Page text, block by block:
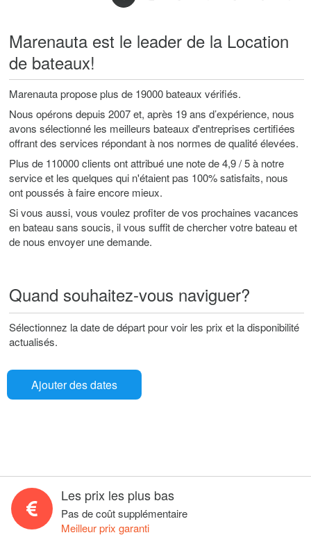
Marenauta est le leader de la Location
de bateaux!
Marenauta propose plus de 19000 bateaux vérifiés.
Nous opérons depuis 2007 et, après 19 ans d’expérience, nous
avons sélectionné les meilleurs bateaux d'entreprises certifiées
offrant des services répondant à nos normes de qualité élevées.
Plus de 110000 clients ont attribué une note de 4,9 / 5 à notre
service et les quelques qui n'étaient pas 100% satisfaits, nous
ont poussés à faire encore mieux.
Si vous aussi, vous voulez profiter de vos prochaines vacances
en bateau sans soucis, il vous suffit de chercher votre bateau et
de nous envoyer une demande.
Quand souhaitez-vous naviguer?
Sélectionnez la date de départ pour voir les prix et la disponibilité
actualisés.
Ajouter des dates
Les prix les plus bas
Pas de coût supplémentaire
Meilleur prix garanti